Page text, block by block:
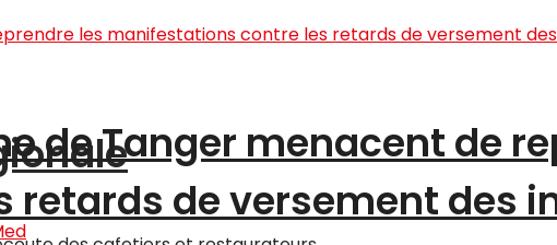
de Tanger menacent de
de versement des